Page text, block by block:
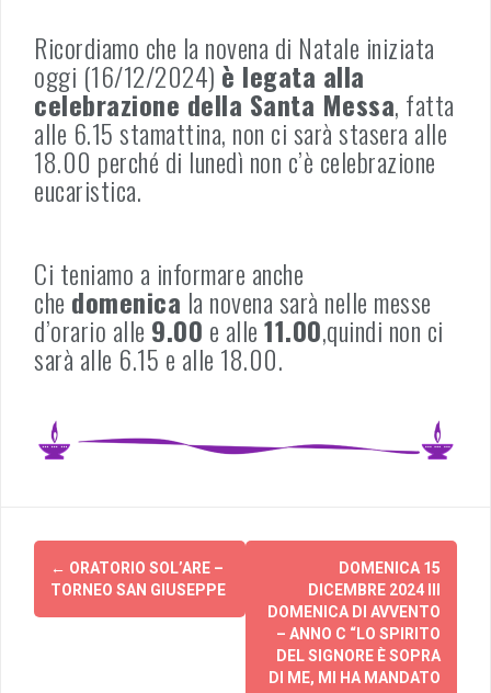
Ricordiamo che la novena di Natale iniziata
oggi (16/12/2024) è legata alla
celebrazione della Santa Messa, fatta
alle 6.15 stamattina, non ci sarà stasera alle
18.00 perché di lunedì non c’è celebrazione
eucaristica.
Ci teniamo a informare anche
che domenica la novena sarà nelle messe
d’orario alle 9.00 e alle11.00,quindi non ci
sarà alle 6.15 e alle 18.00.
Post
navigation
← ORATORIO SOL’ARE –
TORNEO SAN GIUSEPPE
DOMENICA 15
DICEMBRE 2024 III
DOMENICA DI AVVENTO
– ANNO C “LO SPIRITO
DEL SIGNORE È SOPRA
DI ME, MI HA MANDATO